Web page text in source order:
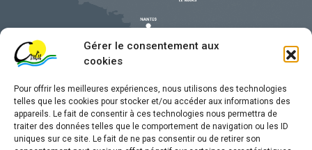
Gérer le consentement aux
cookies
Pour offrir les meilleures expériences, nous utilisons des technologies
telles que les cookies pour stocker et/ou accéder aux informations des
appareils. Le fait de consentir à ces technologies nous permettra de
traiter des données telles que le comportement de navigation ou les ID
uniques sur ce site. Le fait de ne pas consentir ou de retirer son